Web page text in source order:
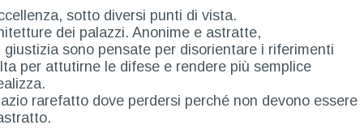
sotto diversi punti di vista.
dei palazzi. Anonime e astratte,
sono pensate per disorientare i riferimenti
per attutirne le difese e rendere più semplice
rarefatto dove perdersi perché non devono essere